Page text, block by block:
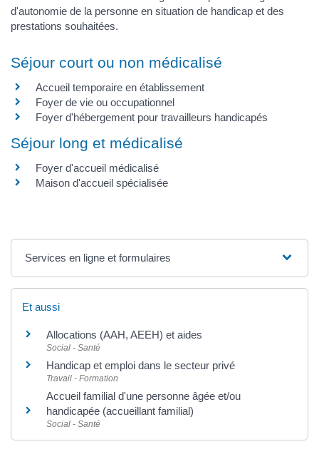
d'autonomie de la personne en situation de handicap et des
prestations souhaitées.
Séjour court ou non médicalisé
Accueil temporaire en établissement
Foyer de vie ou occupationnel
Foyer d'hébergement pour travailleurs handicapés
Séjour long et médicalisé
Foyer d'accueil médicalisé
Maison d'accueil spécialisée
Services en ligne et formulaires
Et aussi
Allocations (AAH, AEEH) et aides
Social - Santé
Handicap et emploi dans le secteur privé
Travail - Formation
Accueil familial d'une personne âgée et/ou
handicapée (accueillant familial)
Social - Santé